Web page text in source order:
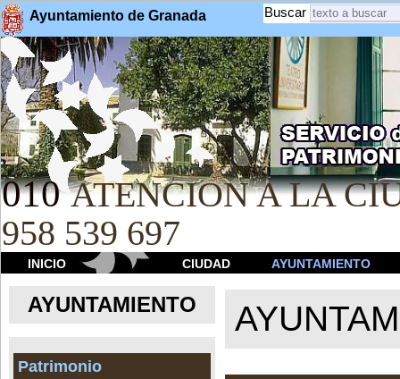
Ayuntamiento de Granada Buscar
010 ATENCION A LA
958 539 697
INICIO CIUDAD AYUNTAMIENTO
AYUNTAMIENTO
Patrimonio